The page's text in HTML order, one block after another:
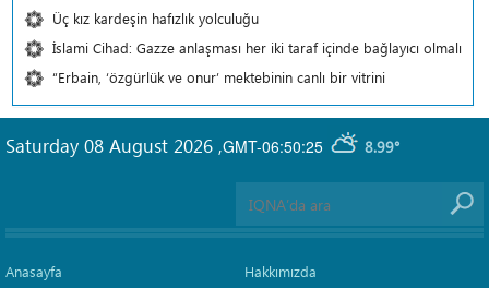
Üç kız kardeşin hafızlık yolculuğu
İslami Cihad: Gazze anlaşması her iki taraf içinde bağlayıcı olmalı
“Erbain, ‘özgürlük ve onur’ mektebinin canlı bir vitrini
GMT-06:50:25 8.99°
Saturday 08 August 2026 ,
Anasayfa
Hakkımızda